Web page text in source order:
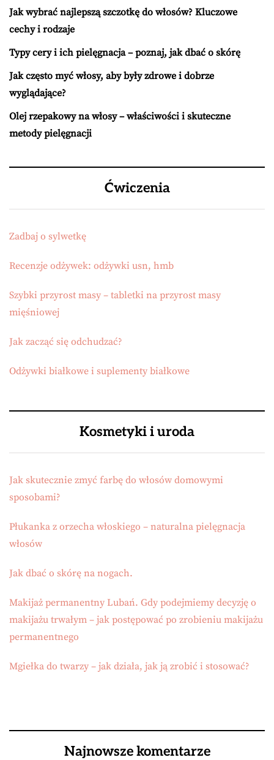
Jak wybrać najlepszą szczotkę do włosów? Kluczowe
cechy i rodzaje
Typy cery i ich pielęgnacja – poznaj, jak dbać o skórę
Jak często myć włosy, aby były zdrowe i dobrze
wyglądające?
Olej rzepakowy na włosy – właściwości i skuteczne
metody pielęgnacji
Ćwiczenia
Zadbaj o sylwetkę
Recenzje odżywek: odżywki usn, hmb
Szybki przyrost masy – tabletki na przyrost masy
mięśniowej
Jak zacząć się odchudzać?
Odżywki białkowe i suplementy białkowe
Kosmetyki i uroda
Jak skutecznie zmyć farbę do włosów domowymi
sposobami?
Płukanka z orzecha włoskiego – naturalna pielęgnacja
włosów
Jak dbać o skórę na nogach.
Makijaż permanentny Lubań. Gdy podejmiemy decyzję o
makijażu trwałym – jak postępować po zrobieniu makijażu
permanentnego
Mgiełka do twarzy – jak działa, jak ją zrobić i stosować?
Najnowsze komentarze